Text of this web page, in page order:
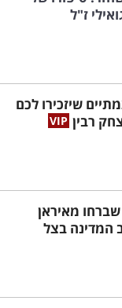
ז"ל
שיזכירו לכם
רבין
מאיראן
המדינה בצל